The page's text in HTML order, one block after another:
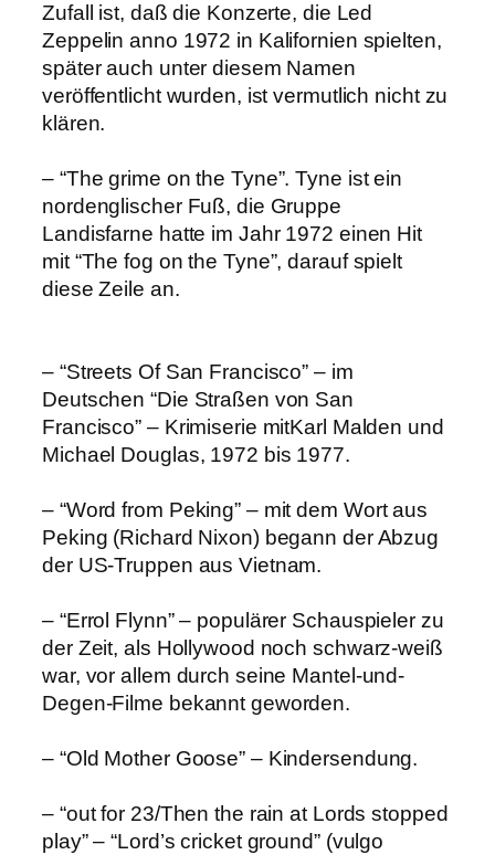
Zufall ist, daß die Konzerte, die Led
Zeppelin anno 1972 in Kalifornien spielten,
später auch unter diesem Namen
veröffentlicht wurden, ist vermutlich nicht zu
klären.
– “The grime on the Tyne”. Tyne ist ein
nordenglischer Fuß, die Gruppe
Landisfarne hatte im Jahr 1972 einen Hit
mit “The fog on the Tyne”, darauf spielt
diese Zeile an.
– “Streets Of San Francisco” – im
Deutschen “Die Straßen von San
Francisco” – Krimiserie mitKarl Malden und
Michael Douglas, 1972 bis 1977.
– “Word from Peking” – mit dem Wort aus
Peking (Richard Nixon) begann der Abzug
der US-Truppen aus Vietnam.
– “Errol Flynn” – populärer Schauspieler zu
der Zeit, als Hollywood noch schwarz-weiß
war, vor allem durch seine Mantel-und-
Degen-Filme bekannt geworden.
– “Old Mother Goose” – Kindersendung.
– “out for 23/Then the rain at Lords stopped
play” – “Lord’s cricket ground” (vulgo